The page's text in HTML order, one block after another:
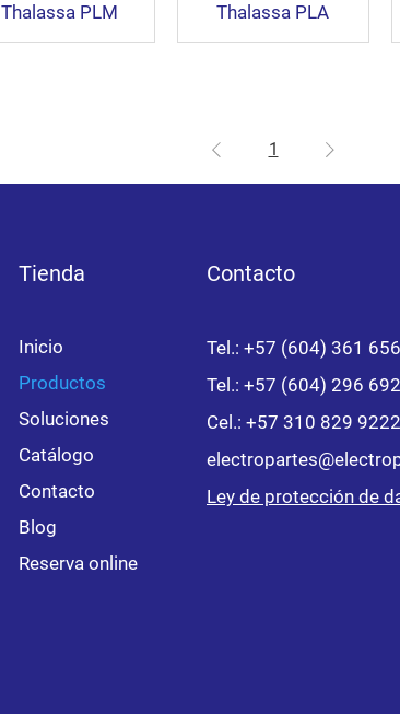
Thalassa PLM Thalassa PLA
1
Tienda
Inicio
Productos
Soluciones
Catálogo
Contacto
Blog
Reserva online
Contacto
Tel.: +57 (604) 361
Tel.: +57 (604) 296
Cel.: +57 310 829 9222
Ley de protección de